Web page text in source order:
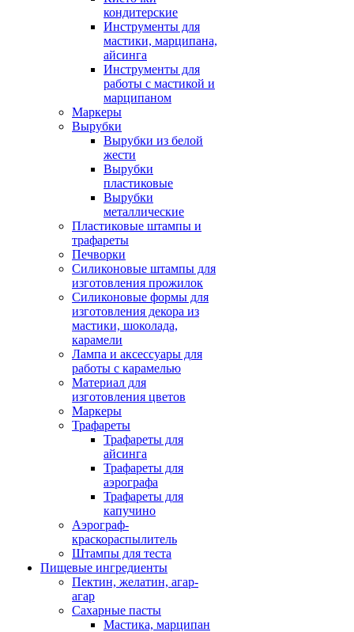
кондитерские
Инструменты для
мастики, марципана,
айсинга
Инструменты для
работы с мастикой и
марципаном
Маркеры
Вырубки
Вырубки из белой
жести
Вырубки
пластиковые
Вырубки
металлические
Пластиковые штампы и
трафареты
Печворки
Силиконовые штампы для
изготовления прожилок
Силиконовые формы для
изготовления декора из
мастики, шоколада,
карамели
Лампа и аксессуары для
работы с карамелью
Материал для
изготовления цветов
Маркеры
Трафареты
Трафареты для
айсинга
Трафареты для
аэрографа
Трафареты для
капучино
Аэрограф-
краскораспылитель
Штампы для теста
Пищевые ингредиенты
Пектин, желатин, агар-
агар
Сахарные пасты
Мастика, марципан